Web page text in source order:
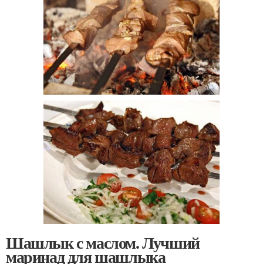
Шашлык с маслом. Лучший
маринад для шашлыка